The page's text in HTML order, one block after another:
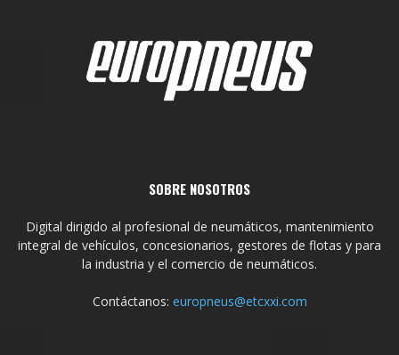
SOBRE NOSOTROS
Digital dirigido al profesional de neumáticos, mantenimiento
integral de vehículos, concesionarios, gestores de flotas y para
la industria y el comercio de neumáticos.
Contáctanos: europneus@etcxxi.com